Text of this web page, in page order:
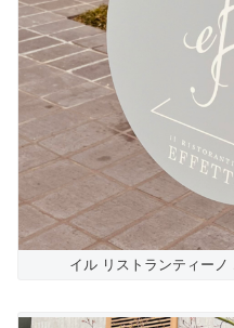
イル リストランティー